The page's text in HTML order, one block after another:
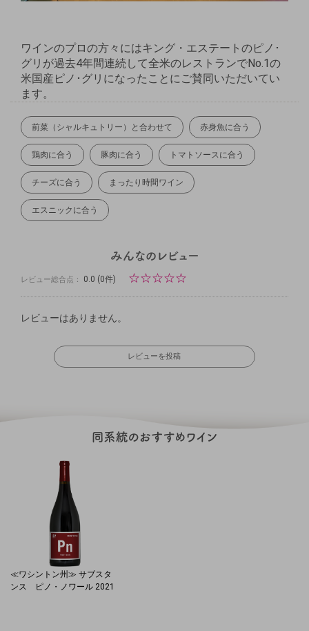
ワインのプロの方々にはキング・エステートのピノ･
グリが過去4年間連続して全米のレストランでNo.1の
米国産ピノ･グリになったことにご賛同いただいてい
ます。
前菜（シャルキュトリー）と合わせて 赤身魚に合う
鶏肉に合う 豚肉に合う トマトソースに合う
チーズに合う まったり時間ワイン
エスニックに合う
レビュー総合点： 0.0 (0件) ☆☆☆☆☆
レビューはありません。
レビューを投稿
≪ワシントン州≫ サブスタ
ンス ピノ・ノワール 2021